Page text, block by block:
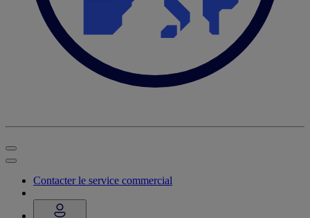
Contacter le service commercial